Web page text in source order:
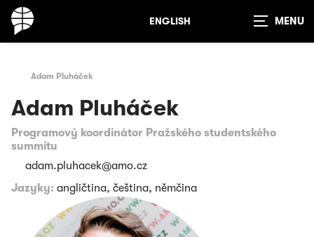
ENGLISH
Zobrazit
Adam Pluháček
Adam Pluháček
Programový koordinátor Pražského studentského
summitu
adam.pluhacek@amo.cz
Jazyky: angličtina, čeština, němčina